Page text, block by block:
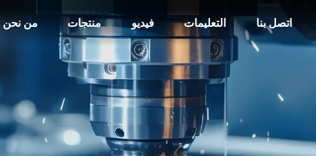
من نحن منتجات فيديو التعليمات اتصل بنا